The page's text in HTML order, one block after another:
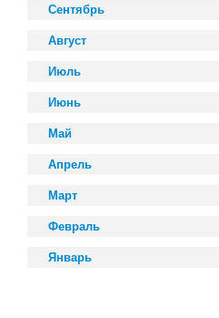
Сентябрь
Август
Июль
Июнь
Май
Апрель
Март
Февраль
Январь